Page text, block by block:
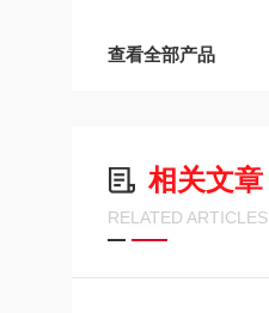
查看全部产品
相关文章
RELATED ARTICLES